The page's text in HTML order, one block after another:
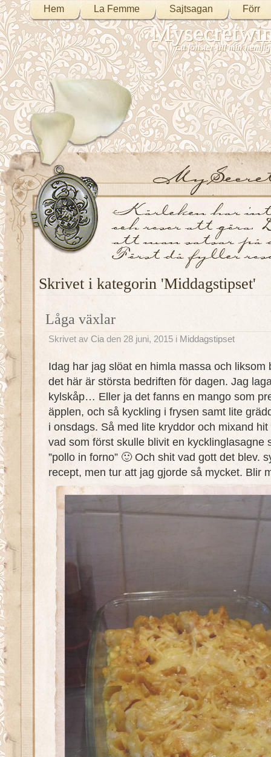
Hem La Femme Sajtsagan Förr
Ett fönster till min
Skrivet i kategorin 'Middagstipset'
Låga växlar
Skrivet av Cia den 28 juni, 2015 i Middagstipset
Idag har jag slöat en himla massa och liksom
det här är största bedriften för dagen. Jag
kylskåp… Eller ja det fanns en mango som
äpplen, och så kyckling i frysen samt lite
i onsdags. Så med lite kryddor och mixand
vad som först skulle blivit en kycklinglasagne
”pollo in forno” 🙂 Och shit vad gott det blev.
recept, men tur att jag gjorde så mycket. Blir